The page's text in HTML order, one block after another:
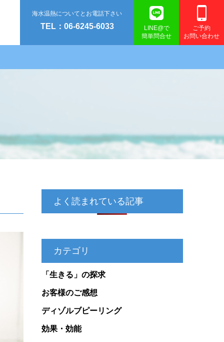
海水温熱についてとお電話下さい
TEL：06-6245-6033
LINE@で
簡単問合せ
ご予約
お問い合わせ
よく読まれている記事
カテゴリ
「生きる」の探求
お客様のご感想
ディゾルブピーリング
効果・効能